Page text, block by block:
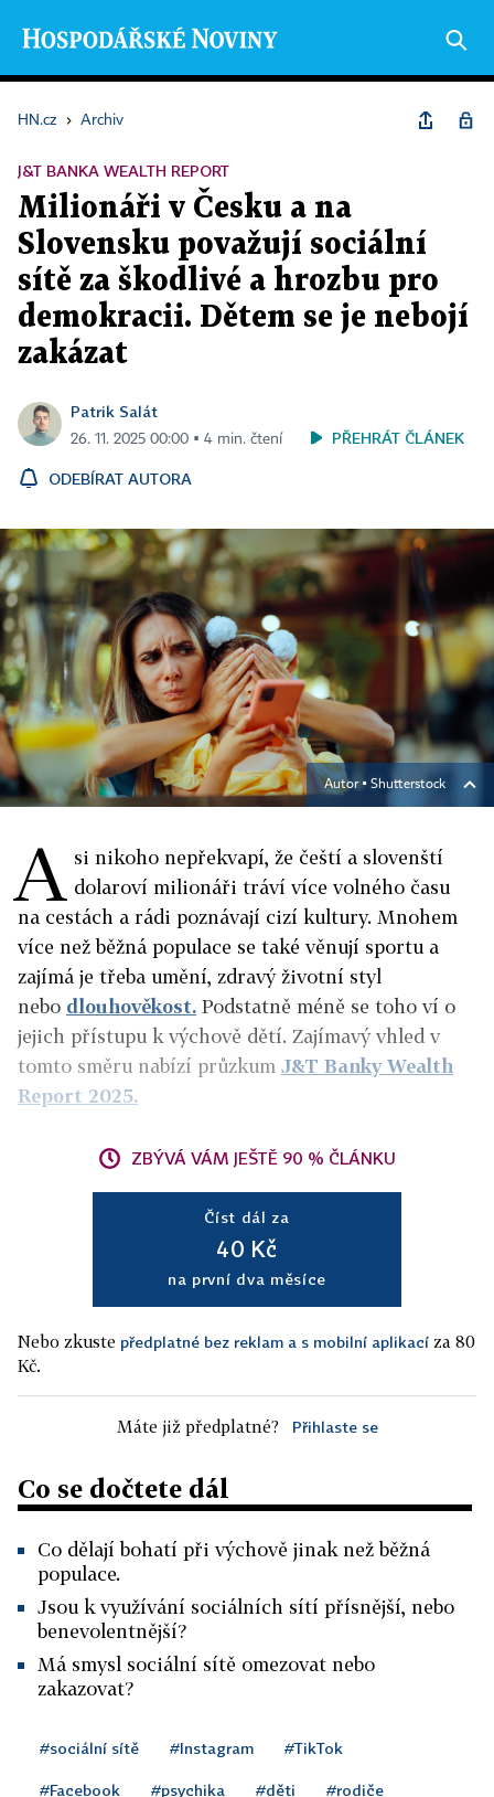
HN.cz › Archiv
J&T BANKA WEALTH REPORT
Milionáři v Česku a na
Slovensku považují sociální
sítě za škodlivé a hrozbu pro
demokracii. Dětem se je nebojí
zakázat
Patrik Salát
26. 11. 2025 00:00 ▪ 4 min. čtení PŘEHRÁT ČLÁNEK
ODEBÍRAT AUTORA
Autor ▪ Shutterstock
A si nikoho nepřekvapí, že čeští a slovenští
dolaroví milionáři tráví více volného času
na cestách a rádi poznávají cizí kultury. Mnohem
více než běžná populace se také věnují sportu a
zajímá je třeba umění, zdravý životní styl
nebo dlouhověkost. Podstatně méně se toho ví o
jejich přístupu k výchově dětí. Zajímavý vhled v
tomto směru nabízí průzkum J&T Banky Wealth
Report 2025.
ZBÝVÁ VÁM JEŠTĚ 90 % ČLÁNKU
Číst dál za
40 Kč
na první dva měsíce
Nebo zkuste předplatné bez reklam a s mobilní aplikací za 80
Kč.
Máte již předplatné? Přihlaste se
Co se dočtete dál
Co dělají bohatí při výchově jinak než běžná
populace.
Jsou k využívání sociálních sítí přísnější, nebo
benevolentnější?
Má smysl sociální sítě omezovat nebo
zakazovat?
#sociální sítě #Instagram #TikTok
#Facebook #psychika #děti #rodiče